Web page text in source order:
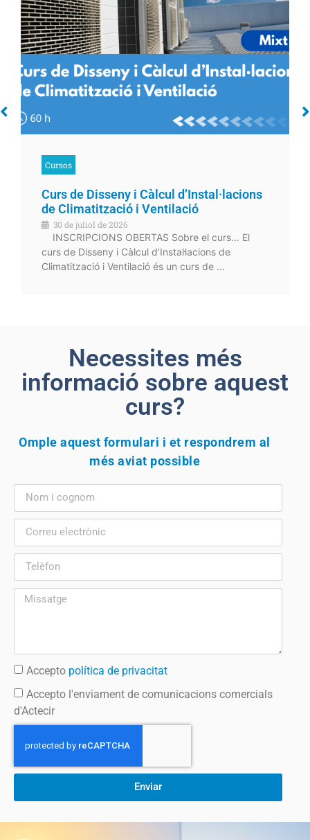
Cursos
Curs de Disseny i Càlcul d’Instal·lacions
de Climatització i Ventilació
30 de juliol de 2026
INSCRIPCIONS OBERTAS Sobre el curs… El
curs de Disseny i Càlcul d’Instal·lacions de
Climatització i Ventilació és un curs de …
Necessites més
informació sobre aquest
curs?
Omple aquest formulari i et respondrem al
més aviat possible
Accepto política de privacitat
Accepto l'enviament de comunicacions comercials
d'Actecir
Enviar